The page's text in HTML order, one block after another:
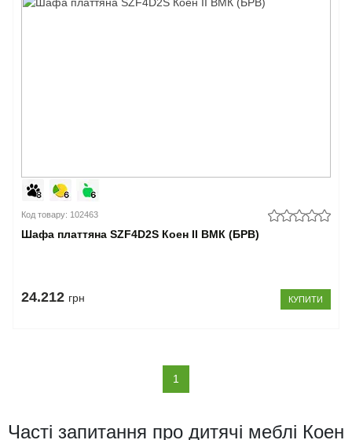
Код товару: 102463
Шафа платтяна SZF4D2S Коен II ВМК (БРВ)
24.212 грн КУПИТИ
1
Часті запитання про дитячі меблі Коен